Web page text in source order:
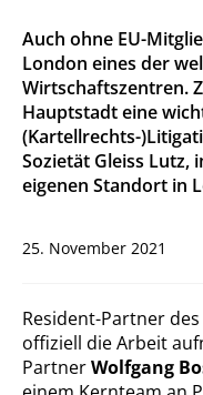
Auch ohne EU-
London eines der
Wirtschaftszentren.
Hauptstadt eine
(Kartellrechts-
Sozietät Gleiss Lutz,
eigenen Standort in
25. November 2021
Resident-Partner
offiziell die Arbeit
PartnerWolfgang